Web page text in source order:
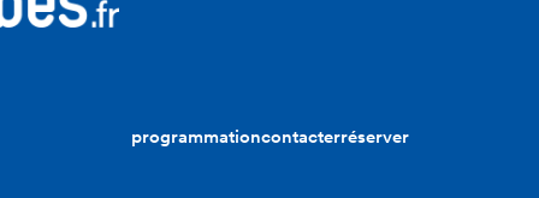
programmationcontacterréserver